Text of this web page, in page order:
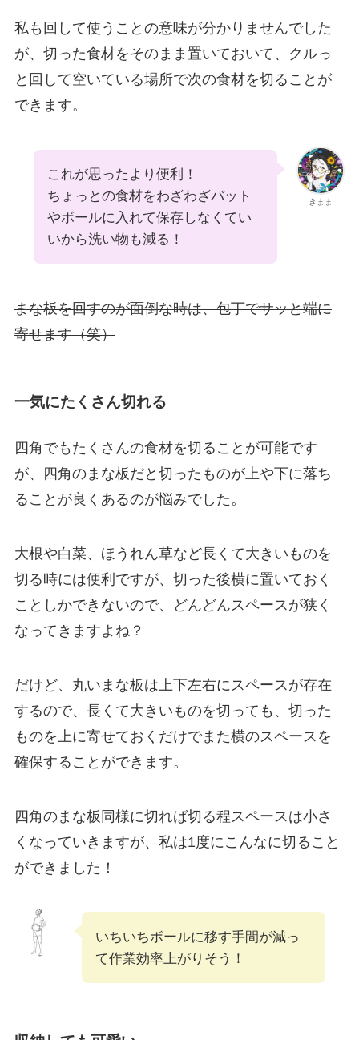
私も回して使うことの意味が分かりませんでした
が、切った食材をそのまま置いておいて、クルっ
と回して空いている場所で次の食材を切ることが
できます。
きまま
これが思ったより便利！
ちょっとの食材をわざわざバット
やボールに入れて保存しなくてい
いから洗い物も減る！
まな板を回すのが面倒な時は、包丁でサッと端に
寄せます（笑）
一気にたくさん切れる
四角でもたくさんの食材を切ることが可能です
が、四角のまな板だと切ったものが上や下に落ち
ることが良くあるのが悩みでした。
大根や白菜、ほうれん草など長くて大きいものを
切る時には便利ですが、切った後横に置いておく
ことしかできないので、どんどんスペースが狭く
なってきますよね？
だけど、丸いまな板は上下左右にスペースが存在
するので、長くて大きいものを切っても、切った
ものを上に寄せておくだけでまた横のスペースを
確保することができます。
四角のまな板同様に切れば切る程スペースは小さ
くなっていきますが、私は1度にこんなに切ること
ができました！
いちいちボールに移す手間が減っ
て作業効率上がりそう！